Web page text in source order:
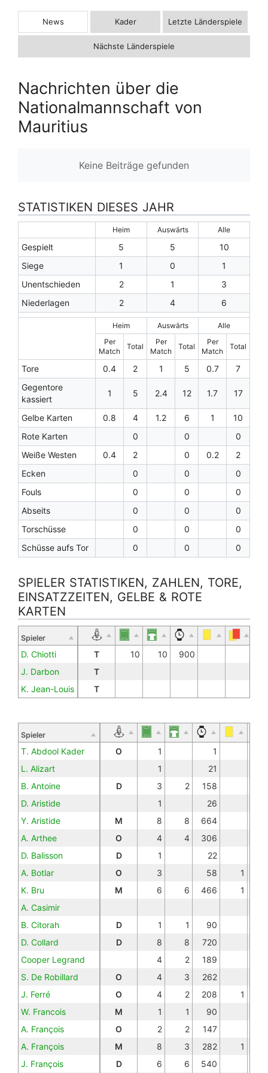
News Kader Letzte Länderspiele
Nächste Länderspiele
Nachrichten über die
Nationalmannschaft von
Mauritius
Keine Beiträge gefunden
STATISTIKEN DIESES JAHR
Heim Auswärts Alle
Gespielt 5 5
10
Siege
1 0
1
Unentschieden
2 1
3
Niederlagen
2 4 6
Heim Auswärts
Alle
Per
Match
Total
Per
Match
Total
Per
Match
Total
Tore 0.4 2 1 5 0.7
7
Gegentore
kassiert
1 5 2.4 12 1.7 17
Gelbe Karten 0.8 4 1.2 6 1
10
Rote Karten
0 0
0
Weiße Westen
0.4 2 0 0.2
2
Ecken
0 0
0
Fouls
0 0
0
Abseits
0 0
0
Torschüsse
0 0
0
Schüsse aufs Tor
0 0 0
SPIELER STATISTIKEN, ZAHLEN, TORE,
EINSATZZEITEN, GELBE & ROTE
KARTEN
Spieler
D. Chiotti T 10 10
900
J. Darbon
T
K. Jean-Louis
T
Spieler
T. Abdool Kader O 1
1
L. Alizart
1
21
B. Antoine
D 3 2
158
D. Aristide
1
26
Y. Aristide
M 8 8
664
A. Arthee
O 4 4
306
D. Balisson
D 1
22
A. Botlar
O 3 58
1
K. Bru
M 6 6 466
1
A. Casimir
B. Citorah
D 1 1
90
D. Collard
D 8 8
720
Cooper Legrand
4 2
189
S. De Robillard
O 4 3
262
J. Ferré
O 4 2 208
1
W. Francois
M 1 1
90
A. François
O 2 2
147
A. François
M 8 3 282
1
J. François
D 6 6
540